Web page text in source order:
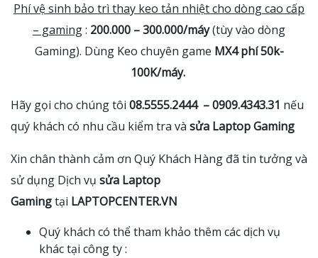
Phí vệ sinh bảo trì thay keo tản nhiệt cho dòng cao cấp
– gaming: 200.000 – 300.000/máy(tùy vào dòng
Gaming). Dùng Keo chuyên game MX4 phí 50k-
100K/máy.
Hãy gọi cho chúng tôi 08.5555.2444 – 0909.4343.31 nếu
quý khách có nhu cầu kiểm tra và sửa Laptop Gaming
Xin chân thành cảm ơn Quý Khách Hàng đã tin tưởng và
sử dụng Dịch vụ sửa Laptop
Gamingtại LAPTOPCENTER.VN
Quý khách có thể tham khảo thêm các dịch vụ
khác tại công ty :